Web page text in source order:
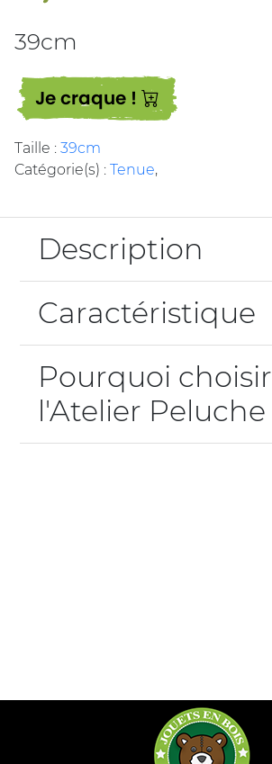
39cm
Je craque !
Taille : 39cm
Catégorie(s) : Tenue,
Description
Caractéristique
Pourquoi choisir
l'Atelier Peluche